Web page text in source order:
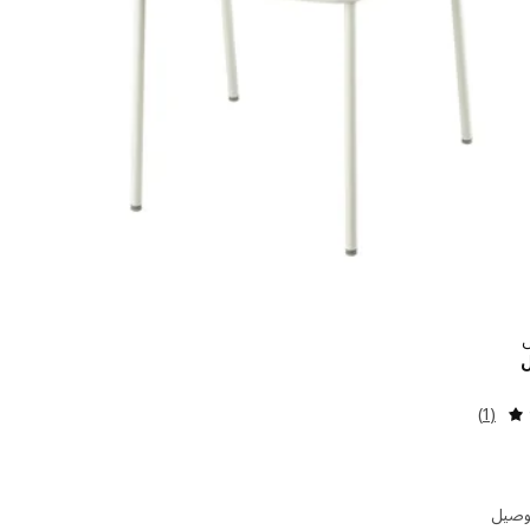
مراجعة: 5 من أصل 5 نجوم. إجمالي المراجعات:(1)